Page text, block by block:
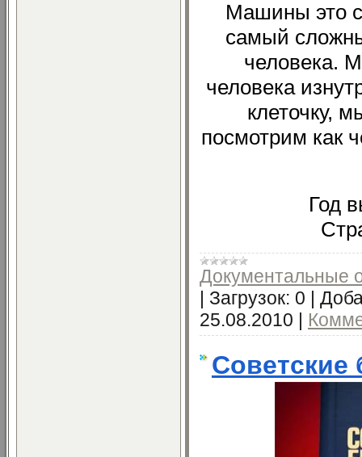
Машины это
самый
человека.
человека
клеточку,
посмотрим как
Год
Документальные
| Загрузок: 0 |
25.08.2010 |
Советские